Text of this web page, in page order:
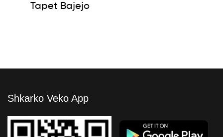
Tapet Bajejo
Shkarko Veko App